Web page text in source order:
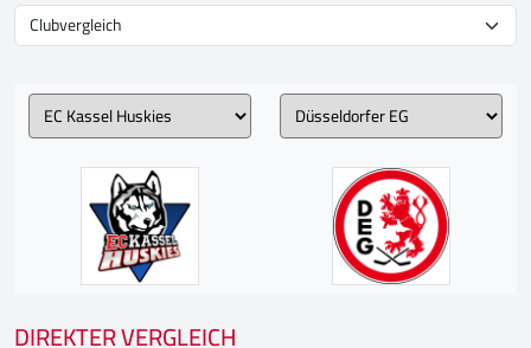
DIREKTER VERGLEICH